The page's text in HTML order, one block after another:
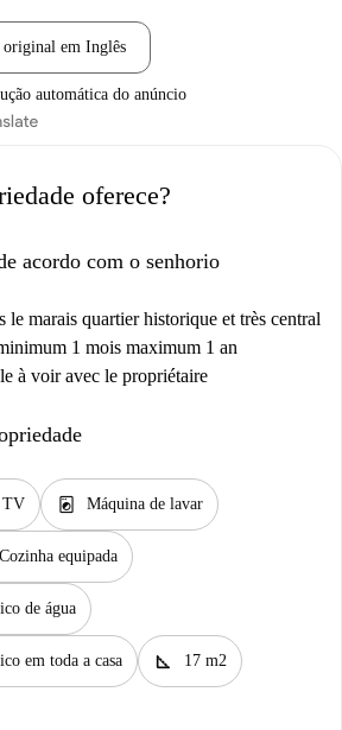
em Inglês
automática do anúncio
oferece?
acordo com o senhorio
le marais quartier historique et très central
1 mois maximum 1 an
à voir avec le propriétaire
TV local_laundry_service Máquina de lavar
Cozinha equipada
de água
em toda a casa square_foot 17 m2